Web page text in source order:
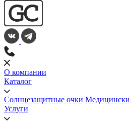
О компании
Каталог
Солнцезащитные очки
Услуги